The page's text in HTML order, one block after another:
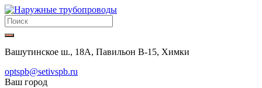
Вашутинское ш., 18А, Павильон В-15, Химки
optspb@setivspb.ru
Ваш город